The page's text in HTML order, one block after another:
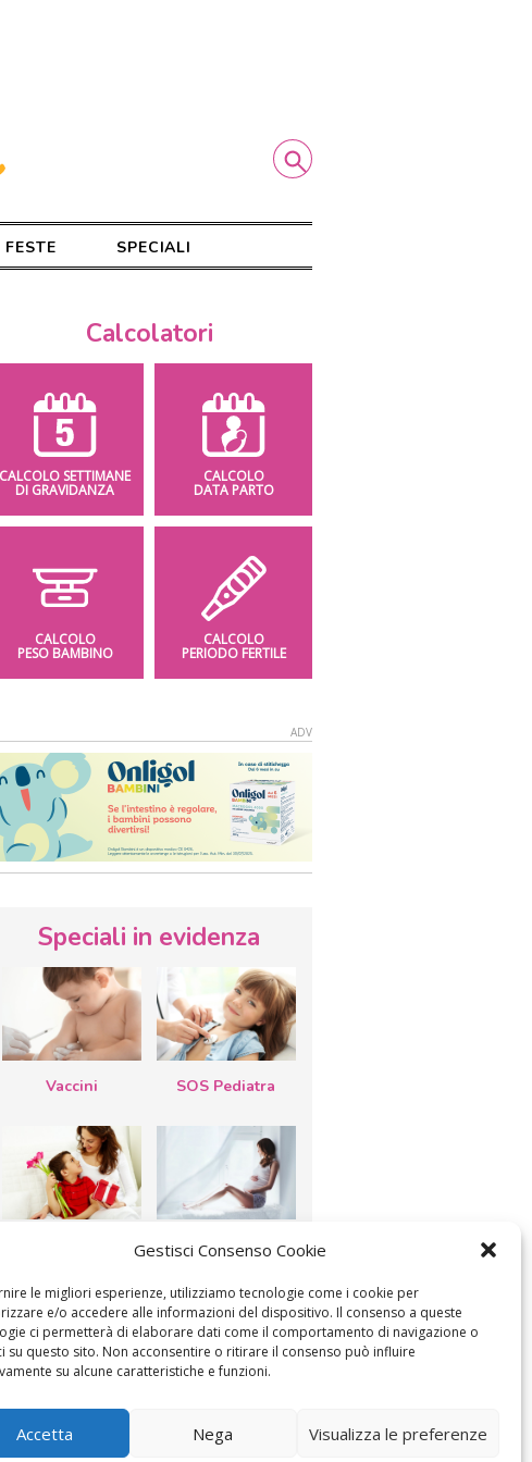
Gestisci Consenso Cookie
le migliori esperienze, utilizziamo tecnologie come i cookie per
e/o accedere alle informazioni del dispositivo. Il consenso a queste
ci permetterà di elaborare dati come il comportamento di navigazione o
su questo sito. Non acconsentire o ritirare il consenso può influire
su alcune caratteristiche e funzioni.
Accetta Nega Visualizza le preferenze
FESTE SPECIALI
Calcolatori
CALCOLO SETTIMANE
DI GRAVIDANZA
CALCOLO
DATA PARTO
CALCOLO
PESO BAMBINO
CALCOLO
PERIODO FERTILE
Speciali in evidenza
Vaccini SOS Pediatra
mamma: lavoretti,
filastrocche
Le settimane di
gravidanza
MODIFICA IL CONSENSO